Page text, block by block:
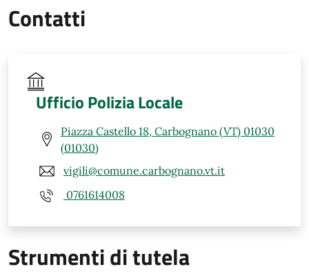
Contatti
Ufficio Polizia Locale
Piazza Castello 18, Carbognano (VT) 01030
(01030)
vigili@comune.carbognano.vt.it
0761614008
Strumenti di tutela